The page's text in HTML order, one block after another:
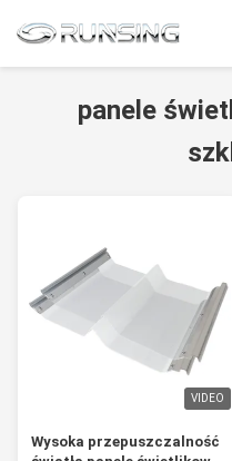
panele
VIDEO
Wysoka przepuszczalność